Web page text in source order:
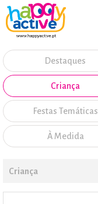
Destaques
Criança
Festas Temáticas
À Medida
Criança